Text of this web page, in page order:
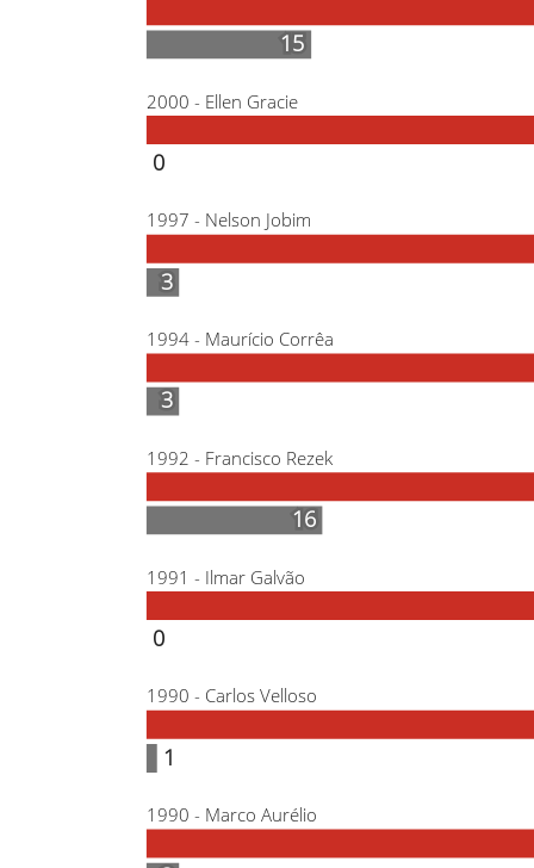
1990 - Marco Aurélio
1990 - Carlos Velloso
1991 - Ilmar Galvão
1992 - Francisco Rezek
1994 - Maurício Corrêa
1997 - Nelson Jobim
2000 - Ellen Gracie
1
1
0
0
16
16
3
3
3
3
0
0
15
15